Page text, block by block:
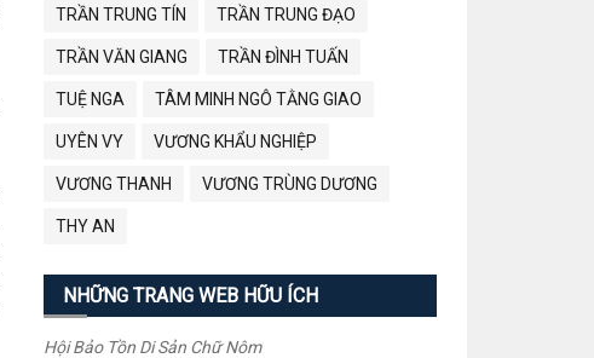
TRẦN TRUNG TÍN TRẦN TRUNG ĐẠO
TRẦN VĂN GIANG TRẦN ĐÌNH TUẤN
TUỆ NGA TÂM MINH NGÔ TẰNG GIAO
UYÊN VY VƯƠNG KHẨU NGHIỆP
VƯƠNG THANH VƯƠNG TRÙNG DƯƠNG
THY AN
NHỮNG TRANG WEB HỮU ÍCH
Hội Bảo Tồn Di Sản Chữ Nôm